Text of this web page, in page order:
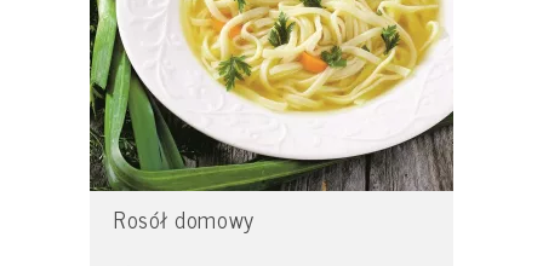
Rosół domowy